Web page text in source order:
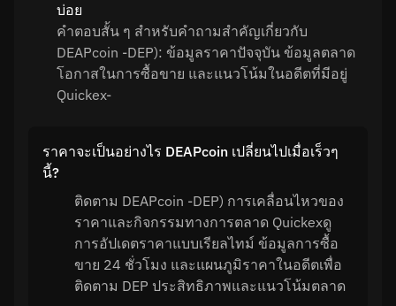
บ่อย
คำตอบสั้น ๆ สำหรับคำถามสำคัญเกี่ยวกับ
DEAPcoin -DEP): ข้อมูลราคาปัจจุบัน ข้อมูลตลาด
โอกาสในการซื้อขาย และแนวโน้มในอดีตที่มีอยู่
Quickex-
ราคาจะเป็นอย่างไร DEAPcoin เปลี่ยนไปเมื่อเร็วๆ
นี้?
ติดตาม DEAPcoin -DEP) การเคลื่อนไหวของ
ราคาและกิจกรรมทางการตลาด Quickexดู
การอัปเดตราคาแบบเรียลไทม์ ข้อมูลการซื้อ
ขาย 24 ชั่วโมง และแผนภูมิราคาในอดีตเพื่อ
ติดตาม DEP ประสิทธิภาพและแนวโน้มตลาด